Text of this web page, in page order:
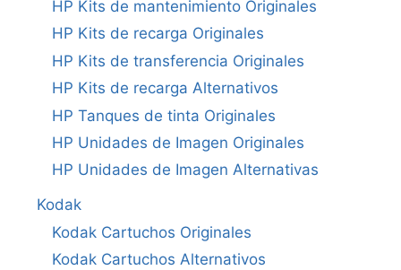
HP Kits de mantenimiento Originales
HP Kits de recarga Originales
HP Kits de transferencia Originales
HP Kits de recarga Alternativos
HP Tanques de tinta Originales
HP Unidades de Imagen Originales
HP Unidades de Imagen Alternativas
Kodak
Kodak Cartuchos Originales
Kodak Cartuchos Alternativos